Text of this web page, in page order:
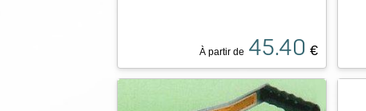
À partir de 45.40 €